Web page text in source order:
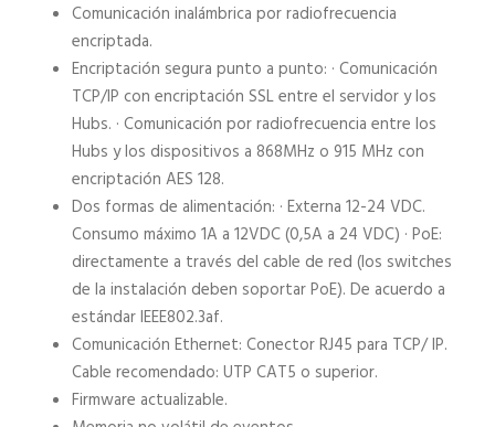
Comunicación inalámbrica por radiofrecuencia
encriptada.
Encriptación segura punto a punto: · Comunicación
TCP/IP con encriptación SSL entre el servidor y los
Hubs. · Comunicación por radiofrecuencia entre los
Hubs y los dispositivos a 868MHz o 915 MHz con
encriptación AES 128.
Dos formas de alimentación: · Externa 12-24 VDC.
Consumo máximo 1A a 12VDC (0,5A a 24 VDC) · PoE:
directamente a través del cable de red (los switches
de la instalación deben soportar PoE). De acuerdo a
estándar IEEE802.3af.
Comunicación Ethernet: Conector RJ45 para TCP/ IP.
Cable recomendado: UTP CAT5 o superior.
Firmware actualizable.